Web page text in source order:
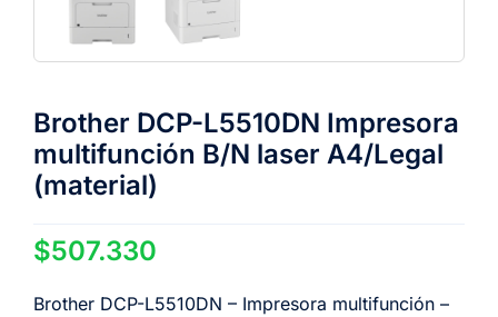
Brother DCP-L5510DN Impresora
multifunción B/N laser A4/Legal
(material)
$507.330
Brother DCP-L5510DN – Impresora multifunción –